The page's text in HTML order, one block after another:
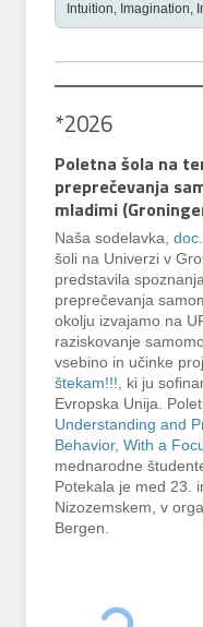
Intuition, Imagination,
*2026
Poletna šola na
preprečevanja
mladimi
Naša sodelavka,
šoli na Univerzi v
predstavila
preprečevanja
okolju izvajamo na
raziskovanje
vsebino in učinke
štekam!!!, ki ju
Evropska Unija.
Understanding and
Behavior, With a
mednarodne
Potekala je med 23.
Nizozemskem, v
Bergen.